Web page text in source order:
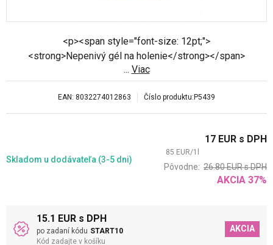
<p><span style="font-size: 12pt;">
<strong>Nepenivý gél na holenie</strong></span>
<html><p><span style="font-size: 12pt;">Nepenivá
vyznačiť línie a detaily, náčrty účesov, fúzov, fúzov a
kotliet.</span></span>
... Viac
EAN: 8032274012863 Číslo produktu: P5439
Skladom u dodávateľa (3-5 dni)
17 EUR s DPH
85 EUR/1
Pôvodne: 26.80EURs DPH
AKCIA 37%
15.1 EUR s DPH
po zadaní kódu START10
Kód zadajte v košíku
AKCIA